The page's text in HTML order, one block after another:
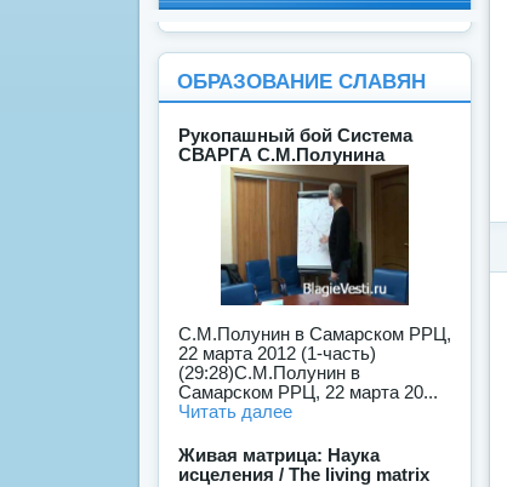
ОБРАЗОВАНИЕ СЛАВЯН
Рукопашный бой Система
СВАРГА С.М.Полунина
С.М.Полунин в Самарском РРЦ,
22 марта 2012 (1-часть)
(29:28)С.М.Полунин в
Самарском РРЦ, 22 марта 20...
Читать далее
Живая матрица: Наука
исцеления / The living matrix